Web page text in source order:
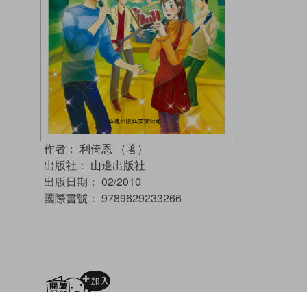
作者： 利倚恩 （著）
出版社： 山邊出版社
出版日期： 02/2010
國際書號： 9789629233266